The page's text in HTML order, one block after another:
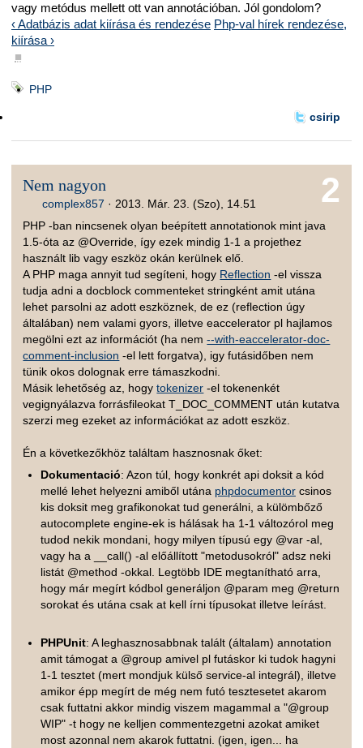
vagy metódus mellett ott van annotációban. Jól gondolom?
‹ Adatbázis adat kiírása és rendezése Php-val hírek rendezése,
kiírása ›
■
PHP
csirip
2
Nem nagyon
complex857 · 2013. Már. 23. (Szo), 14.51
PHP -ban nincsenek olyan beépített annotationok mint java
1.5-óta az @Override, így ezek mindig 1-1 a projethez
használt lib vagy eszköz okán kerülnek elő.
A PHP maga annyit tud segíteni, hogy Reflection -el vissza
tudja adni a docblock commenteket stringként amit utána
lehet parsolni az adott eszköznek, de ez (reflection úgy
általában) nem valami gyors, illetve eaccelerator pl hajlamos
megölni ezt az információt (ha nem--with-eaccelerator-doc-
comment-inclusion -el lett forgatva), igy futásidőben nem
tünik okos dolognak erre támaszkodni.
Másik lehetőség az, hogytokenizer -el tokenenkét
vegignyálazva forrásfileokat T_DOC_COMMENT után kutatva
szerzi meg ezeket az információkat az adott eszköz.
Én a következőkhöz találtam hasznosnak őket:
Dokumentació: Azon túl, hogy konkrét api doksit a kód
mellé lehet helyezni amiből utána phpdocumentorcsinos
kis doksit meg grafikonokat tud generálni, a külömbőző
autocomplete engine-ek is hálásak ha 1-1 változórol meg
tudod nekik mondani, hogy milyen típusú egy @var -al,
vagy ha a __call() -al előállított "metodusokról" adsz neki
listát @method -okkal. Legtöbb IDE megtanítható arra,
hogy már megírt kódbol generáljon @param meg @return
sorokat és utána csak at kell írni típusokat illetve leírást.
PHPUnit: A leghasznosabbnak talált (általam) annotation
amit támogat a @group amivel pl futáskor ki tudok hagyni
1-1 tesztet (mert mondjuk külső service-al integrál), illetve
amikor épp megírt de még nem futó tesztesetet akarom
csak futtatni akkor mindig viszem magammal a "@group
WIP" -t hogy ne kelljen commentezgetni azokat amiket
most azonnal nem akarok futtatni. (igen, igen... ha